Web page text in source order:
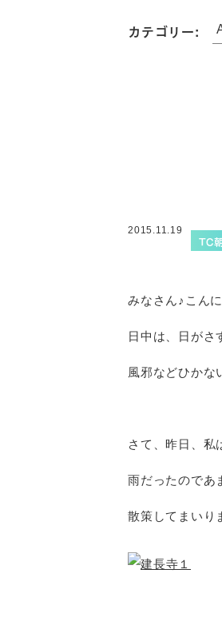
カテゴリー:
2015.11.19
TC
みなさん♪こん
日中は、日がさ
風邪などひかな
さて、昨日、私
雨だったのであ
散策してまいり